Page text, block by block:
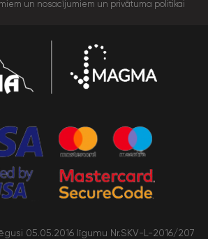
un nosacījumiem un privātuma politikai
05.05.2016 līgumu Nr.SKV-L-2016/207